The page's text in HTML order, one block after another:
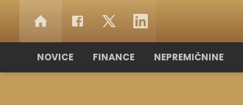
NOVICE FINANCE NEPREMIČNINE